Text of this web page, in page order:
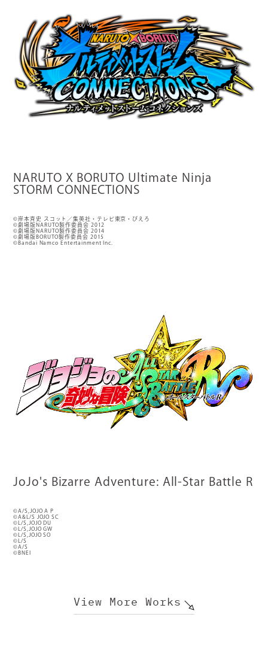
NARUTO X BORUTO Ultimate Ninja
STORM CONNECTIONS
©岸本斉史 スコット／集英社・テレビ東京・ぴえろ
©劇場版NARUTO製作委員会 2012
©劇場版NARUTO製作委員会 2014
©劇場版BORUTO製作委員会 2015
©Bandai Namco Entertainment Inc.
JoJo's Bizarre Adventure: All-Star Battle R
©A/S,JOJO A P
©A&L/S JOJO SC
©L/S,JOJO DU
©L/S,JOJO GW
©L/S,JOJO SO
©L/S
©A/S
©BNEI
View More Works